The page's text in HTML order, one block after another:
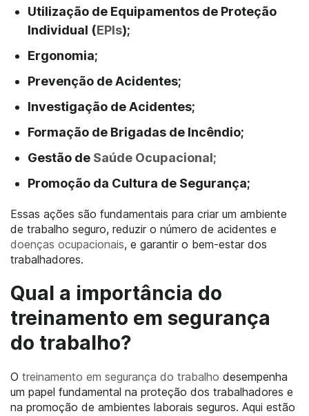
Utilização de Equipamentos de Proteção
Individual (EPIs);
Ergonomia;
Prevenção de Acidentes;
Investigação de Acidentes;
Formação de Brigadas de Incêndio;
Gestão de Saúde Ocupacional;
Promoção da Cultura de Segurança;
Essas ações são fundamentais para criar um ambiente
de trabalho seguro, reduzir o número de acidentes e
doenças ocupacionais, e garantir o bem-estar dos
trabalhadores.
Qual a importância do
treinamento em segurança
do trabalho?
O treinamento em segurança do trabalho desempenha
um papel fundamental na proteção dos trabalhadores e
na promoção de ambientes laborais seguros. Aqui estão